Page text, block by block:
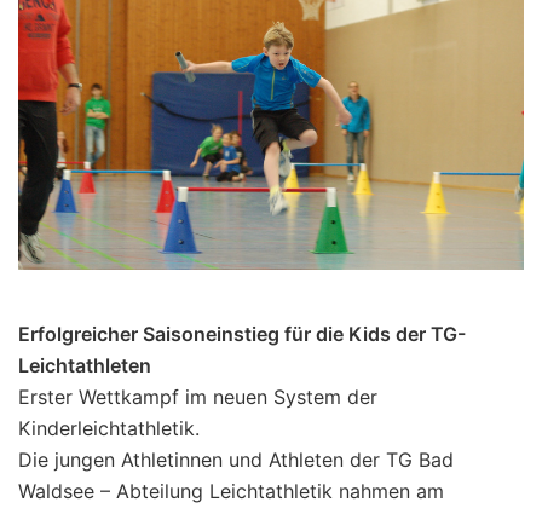
Erfolgreicher Saisoneinstieg für die Kids der TG-
Leichtathleten
Erster Wettkampf im neuen System der
Kinderleichtathletik.
Die jungen Athletinnen und Athleten der TG Bad
Waldsee – Abteilung Leichtathletik nahmen am